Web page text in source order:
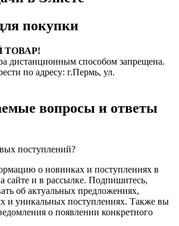
покупки
ТОВАР!
дистанционным способом запрещена.
по адресу: г.Пермь, ул.
вопросы и ответы
поступлений?
о новинках и поступлениях в
сайте и в рассылке. Подпишитесь,
об актуальных предложениях,
и уникальных поступлениях. Также вы
о появлении конкретного